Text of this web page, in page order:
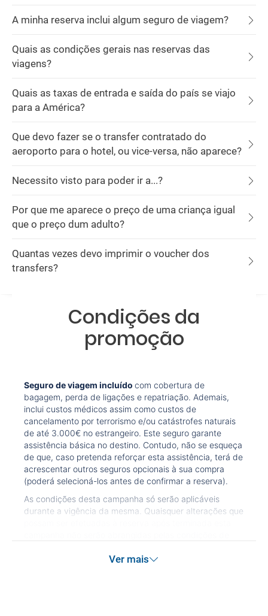
A minha reserva inclui algum seguro de viagem?
Quais as condições gerais nas reservas das
viagens?
Quais as taxas de entrada e saída do país se viajo
para a América?
Que devo fazer se o transfer contratado do
aeroporto para o hotel, ou vice-versa, não aparece?
Necessito visto para poder ir a...?
Por que me aparece o preço de uma criança igual
que o preço dum adulto?
Quantas vezes devo imprimir o voucher dos
transfers?
Condições da
promoção
Seguro de viagem incluído com cobertura de
bagagem, perda de ligações e repatriação. Ademais,
inclui custos médicos assim como custos de
cancelamento por terrorismo e/ou catástrofes naturais
de até 3.000€ no estrangeiro. Este seguro garante
assistência básica no destino. Contudo, não se esqueça
de que, caso pretenda reforçar esta assistência, terá de
acrescentar outros seguros opcionais à sua compra
(poderá selecioná-los antes de confirmar a reserva).
As condições desta campanha só serão aplicáveis
durante a vigência da mesma. Quaisquer alterações que
Ver mais